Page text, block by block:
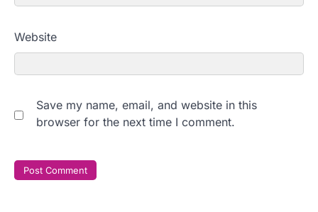
Website
Save my name, email, and website in this
browser for the next time I comment.